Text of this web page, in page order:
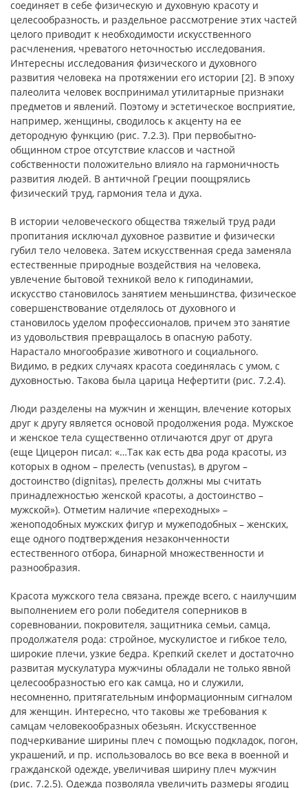
соединяет в себе физическую и духовную красоту и
целесообразность, и раздельное рассмотрение этих частей
целого приводит к необходимости искусственного
расчленения, чреватого неточностью исследования.
Интересны исследования физического и духовного
развития человека на протяжении его истории [2]. В эпоху
палеолита человек воспринимал утилитарные признаки
предметов и явлений. Поэтому и эстетическое восприятие,
например, женщины, сводилось к акценту на ее
детородную функцию (рис. 7.2.3). При первобытно-
общинном строе отсутствие классов и частной
собственности положительно влияло на гармоничность
развития людей. В античной Греции поощрялись
физический труд, гармония тела и духа.
В истории человеческого общества тяжелый труд ради
пропитания исключал духовное развитие и физически
губил тело человека. Затем искусственная среда заменяла
естественные природные воздействия на человека,
увлечение бытовой техникой вело к гиподинамии,
искусство становилось занятием меньшинства, физическое
совершенствование отделялось от духовного и
становилось уделом профессионалов, причем это занятие
из удовольствия превращалось в опасную работу.
Нарастало многообразие животного и социального.
Видимо, в редких случаях красота соединялась с умом, с
духовностью. Такова была царица Нефертити (рис. 7.2.4).
Люди разделены на мужчин и женщин, влечение которых
друг к другу является основой продолжения рода. Мужское
и женское тела существенно отличаются друг от друга
(еще Цицерон писал: «…Так как есть два рода красоты, из
которых в одном – прелесть (venustas), в другом –
достоинство (dignitas), прелесть должны мы считать
принадлежностью женской красоты, а достоинство –
мужской»). Отметим наличие «переходных» –
женоподобных мужских фигур и мужеподобных – женских,
еще одного подтверждения незаконченности
естественного отбора, бинарной множественности и
разнообразия.
Красота мужского тела связана, прежде всего, с наилучшим
выполнением его роли победителя соперников в
соревновании, покровителя, защитника семьи, самца,
продолжателя рода: стройное, мускулистое и гибкое тело,
широкие плечи, узкие бедра. Крепкий скелет и достаточно
развитая мускулатура мужчины обладали не только явной
целесообразностью его как самца, но и служили,
несомненно, притягательным информационным сигналом
для женщин. Интересно, что таковы же требования к
самцам человекообразных обезьян. Искусственное
подчеркивание ширины плеч с помощью подкладок, погон,
украшений, и пр. использовалось во все века в военной и
гражданской одежде, увеличивая ширину плеч мужчин
(рис. 7.2.5). Одежда позволяла увеличить размеры ягодиц